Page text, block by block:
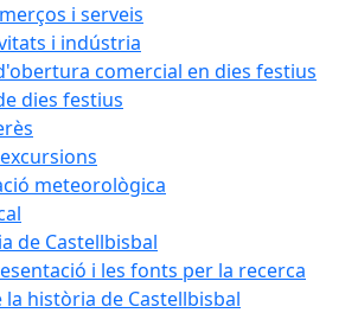
i serveis
i indústria
comercial en dies festius
dies festius
meteorològica
de Castellbisbal
i les fonts per la recerca
la història de Castellbisbal